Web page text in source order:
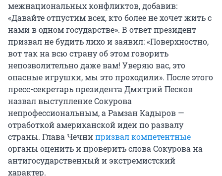
межнациональных конфликтов, добавив:
«Давайте отпустим всех, кто более не хочет жить с
нами в одном государстве». В ответ президент
призвал не будить лихо и заявил: «Поверхностно,
вот так на всю страну об этом говорить
непозволительно даже вам! Уверяю вас, это
опасные игрушки, мы это проходили». После этого
пресс-секретарь президента Дмитрий Песков
назвал выступление Сокурова
непрофессиональным, а Рамзан Кадыров —
отработкой американской идеи по развалу
страны. Глава Чечнипризвал компетентные
органы оценить и проверить слова Сокурова на
антигосударственный и экстремистский
характер.